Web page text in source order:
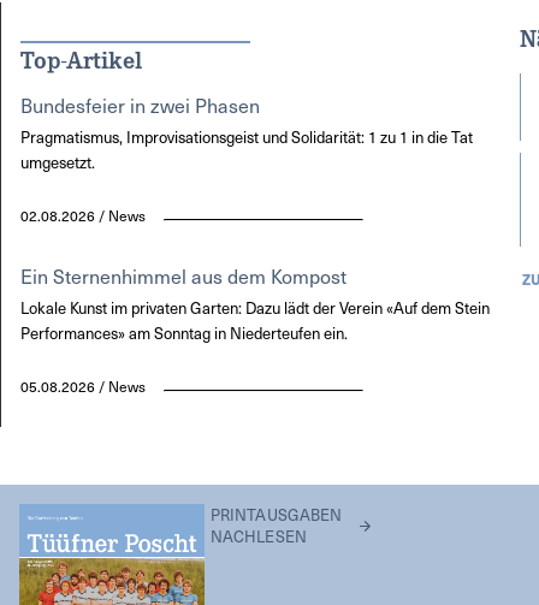
Top-Artikel
Bundesfeier in zwei Phasen
Pragmatismus, Improvisationsgeist und Solidarität: 1 zu 1 in die Tat
umgesetzt.
02.08.2026 / News
Ein Sternenhimmel aus dem Kompost
Lokale Kunst im privaten Garten: Dazu lädt der Verein «Auf dem Stein
Performances» am Sonntag in Niederteufen ein.
05.08.2026 / News
PRINTAUSGABEN
NACHLESEN